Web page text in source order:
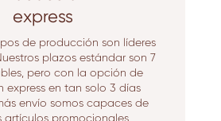
express
de producción son líderes
plazos estándar son 7
pero con la opción de
express en tan solo 3 días
envío somos capaces de